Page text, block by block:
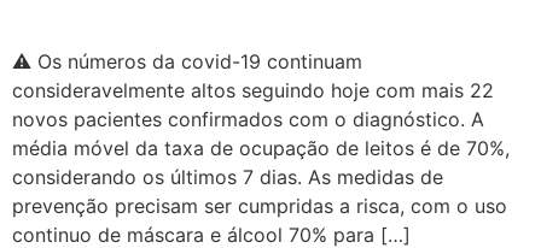
⚠️ Os números da covid-19 continuam
consideravelmente altos seguindo hoje com mais 22
novos pacientes confirmados com o diagnóstico. A
média móvel da taxa de ocupação de leitos é de 70%,
considerando os últimos 7 dias. As medidas de
prevenção precisam ser cumpridas a risca, com o uso
continuo de máscara e álcool 70% para […]